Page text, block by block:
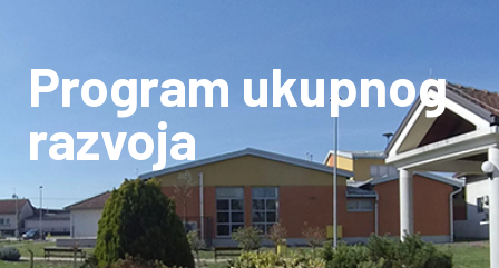
Program ukupnog
razvoja